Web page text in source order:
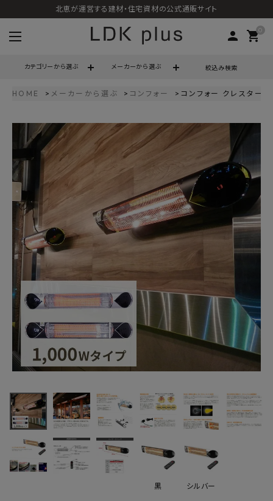
北恵が運営する建材・住宅資材の公式通販サイト
person 0
shopping_cart
カテゴリーから選ぶ メーカーから選ぶ 絞込み検索
call 06-6121-9302
schedule営業時間 - 10:00～17:00（定休日 - 土日祝）
ACCOUNT MENU
ようこそ ゲスト 様
meeting_room ログイン person
最近チェックした商品
コンフォー クレス
壁・天井取付モデ
ル HEAT-A-101
(税込)
FAX注文はこちらから
カテゴリーから選ぶ
HOME メーカーから選ぶ コンフォー コンフォー クレスタ
黒 シルバー